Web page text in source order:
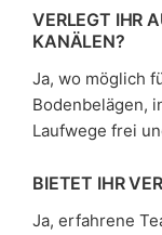
VERLEGT IHR
KANÄLEN?
Ja, wo möglich
Bodenbelägen,
Laufwege frei
BIETET IHR
Ja, erfahrene